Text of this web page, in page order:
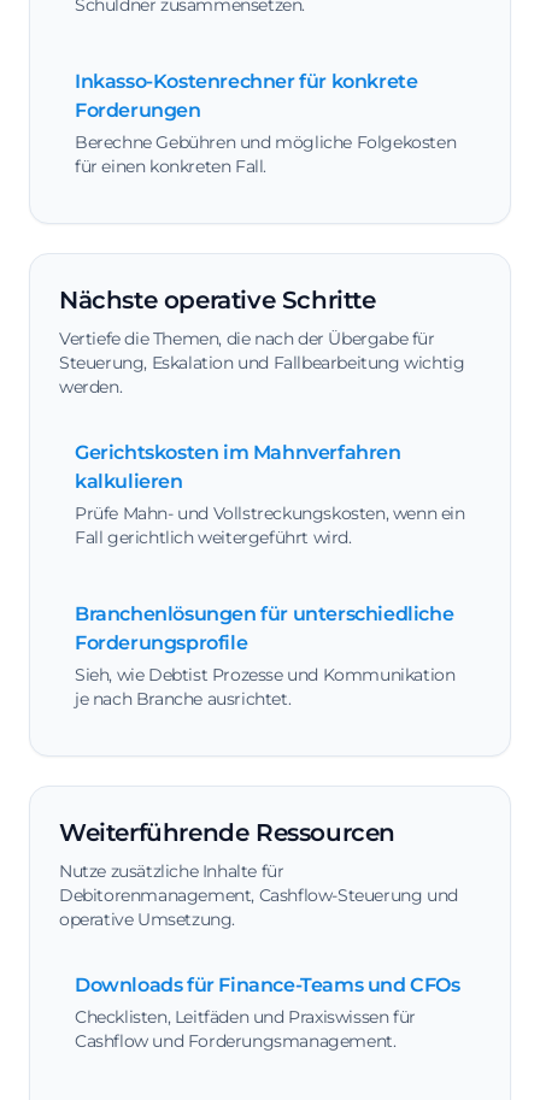
Schuldner zusammensetzen.
Inkasso-Kostenrechner für konkrete
Forderungen
Berechne Gebühren und mögliche Folgekosten
für einen konkreten Fall.
Nächste operative Schritte
Vertiefe die Themen, die nach der Übergabe für
Steuerung, Eskalation und Fallbearbeitung wichtig
werden.
Gerichtskosten im Mahnverfahren
kalkulieren
Prüfe Mahn- und Vollstreckungskosten, wenn ein
Fall gerichtlich weitergeführt wird.
Branchenlösungen für unterschiedliche
Forderungsprofile
Sieh, wie Debtist Prozesse und Kommunikation
je nach Branche ausrichtet.
Weiterführende Ressourcen
Nutze zusätzliche Inhalte für
Debitorenmanagement, Cashflow-Steuerung und
operative Umsetzung.
Downloads für Finance-Teams und CFOs
Checklisten, Leitfäden und Praxiswissen für
Cashflow und Forderungsmanagement.